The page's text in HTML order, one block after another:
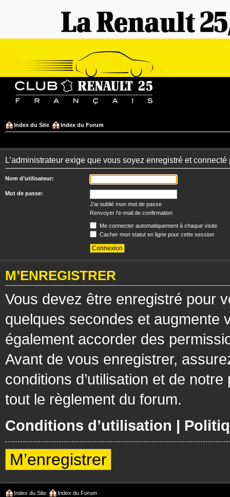
Index du Site Index du Forum
L’administrateur exige que vous soyez enregistré et
Nom d’utilisateur:
Mot de passe:
J’ai oublié mon mot de passe
Renvoyer l’e-mail de confirmation
Me connecter automatiquement à chaque visite
Cacher mon statut en ligne pour cette session
M’ENREGISTRER
Vous devez être enregistré pour
quelques secondes et augmente
également accorder des
Avant de vous enregistrer,
conditions d’utilisation et de
tout le règlement du forum.
Conditions d’utilisation |
M’enregistrer
Index du Site Index du Forum